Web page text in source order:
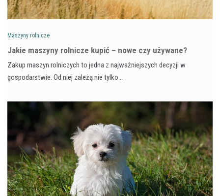
Maszyny rolnicze
Jakie maszyny rolnicze kupić – nowe czy używane?
Zakup maszyn rolniczych to jedna z najważniejszych decyzji w
gospodarstwie. Od niej zależą nie tylko…